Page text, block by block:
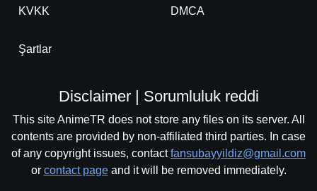
KVKK DMCA
Şartlar
Disclaimer | Sorumluluk reddi
This site AnimeTR does not store any files on its server. All
contents are provided by non-affiliated third parties. In case
of any copyright issues, contactfansubayyildiz@gmail.com
or contact pageand it will be removed immediately.